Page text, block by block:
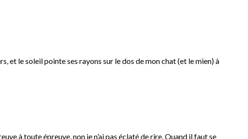
et le soleil pointe ses rayons sur le dos de mon chat (et le mien) à
à toute épreuve, non je n’ai pas éclaté de rire. Quand il faut se